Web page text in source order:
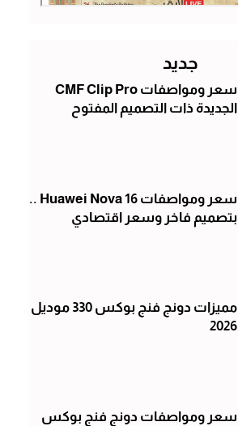
جديد
سعر ومواصفات CMF Clip Pro
الجديدة ذات التصميم المفتوح
سعر ومواصفات Huawei Nova 16 ..
بتصميم فاخر وسعر اقتصادي
مميزات دونج فنج بوكس 330 موديل
2026
سعر ومواصفات دونج فنج بوكس